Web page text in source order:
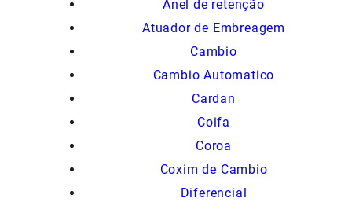
Anel de retenção
Atuador de Embreagem
Cambio
Cambio Automatico
Cardan
Coifa
Coroa
Coxim de Cambio
Diferencial